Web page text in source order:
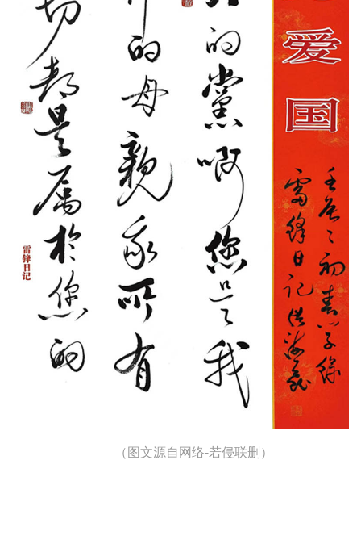
（图文源自网络-若侵联删）